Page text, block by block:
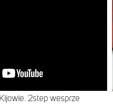
2step wesprze